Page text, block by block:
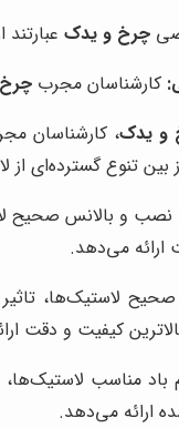
چرخ و یدکعبارتند
کارشناسان مجرب
و یدک، کارشناسان
تنوع گسترده‌ای از
نصب و بالانس صحیح
ارائه می‌دهد.
لاستیک‌ها، تاثیر
کیفیت و
باد مناسب
ارائه می‌دهد.